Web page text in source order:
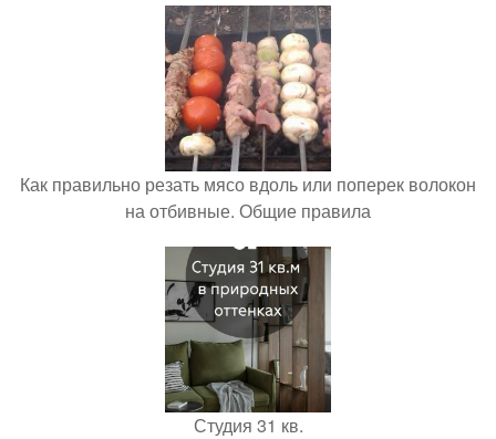
Как правильно резать мясо вдоль или поперек волокон
на отбивные. Общие правила
Студия 31 кв.